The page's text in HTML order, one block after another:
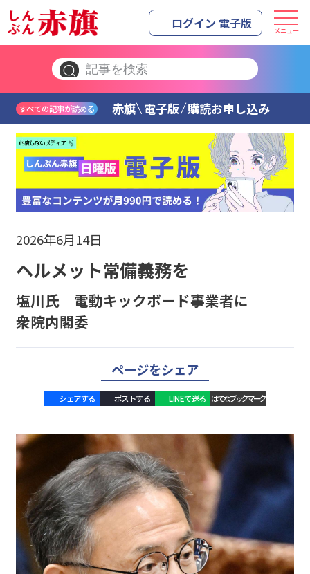
ログイン 電子版 メニュー
すべての記事が読める 赤旗 電子版 購読お申し込み
2026年6月14日
ヘルメット常備義務を
塩川氏 電動キックボード事業者に
衆院内閣委
ページをシェア
シェアする ポストする LINEで送る はてなブックマーク